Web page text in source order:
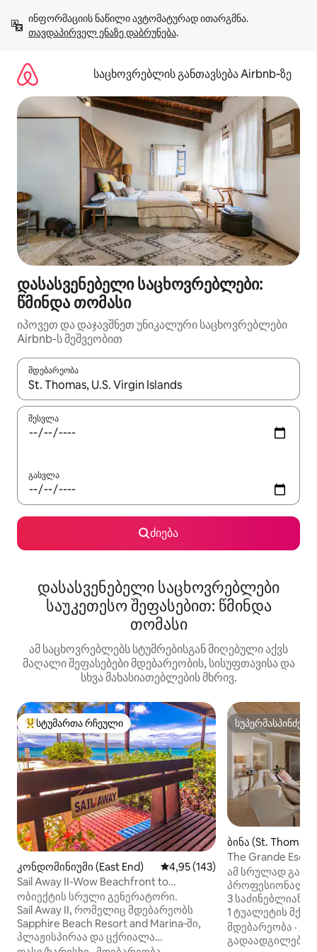
გადასვლა
თავდაპირველ ენაზე დაბრუნება.
საცხოვრებლის განთავსება Airbnb‑ზე
დასასვენებელი საცხოვრებლები:
წმინდა თომასი
იპოვეთ და დაჯავშნეთ უნიკალური საცხოვრებლები
Airbnb-ს მეშვეობით
მდებარეობა
როცა შედეგები ხელმისაწვდომი გახდება, ნავიგაციისთვის
შესვლა
გასვლა
ძიება
დასასვენებელი საცხოვრებლები
საუკეთესო შეფასებით: წმინდა
თომასი
ამ საცხოვრებლებს სტუმრებისგან მიღებული აქვს
მაღალი შეფასებები მდებარეობის, სისუფთავისა და
სხვა მახასიათებლების მხრივ.
სტუმართა რჩეული მოწინავე ვარიანტი
სტუმართა რჩეული
კონდომინიუმი (East End) საშუალო შეფასებაა 5‑დან
4,95 (143)
Sail Away II-Wow Beachfront to
პარადაისი გადაკეთებული
ობიექტის სრული გენერატორი.
Sail Away II, რომელიც მდებარეობს
Sapphire Beach Resort and Marina‑ში,
პლაჟისპირაა და ცქრიალა
ბინა (St. Thomas)
The Grande
Yacht Haven
ამ სრულად
3 საძინებლიანი,
1 ტუალეტის
ყველაფერი
მარმარილოს
მდებარეობა ·
გადაადგილება